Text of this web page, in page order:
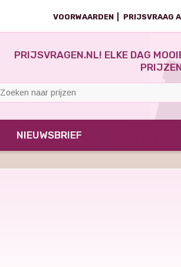
VOORWAARDEN PRIJSVRAAG
PRIJSVRAGEN.NL! ELKE DAG
NIEUWSBRIEF